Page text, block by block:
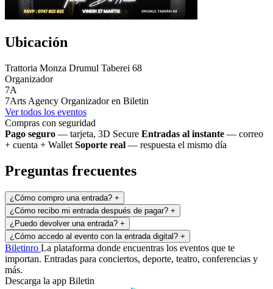
Ubicación
Trattoria Monza Drumul Taberei 68
Organizador
7A
7Arts Agency Organizador en Biletin
Ver todos los eventos
Compras con seguridad
Pago seguro — tarjeta, 3D Secure Entradas al instante — correo
+ cuenta + Wallet Soporte real — respuesta el mismo día
Preguntas frecuentes
¿Cómo compro una entrada? +
¿Cómo recibo mi entrada después de pagar? +
¿Puedo devolver una entrada? +
¿Cómo accedo al evento con la entrada digital? +
Biletinro La plataforma donde encuentras los eventos que te
importan. Entradas para conciertos, deporte, teatro, conferencias y
más.
Descarga la app Biletin